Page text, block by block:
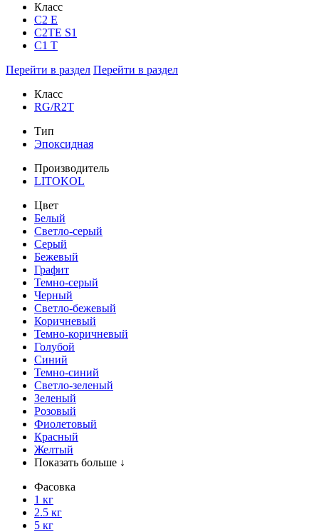
Класс
С2 Е
C2TE S1
C1 T
Перейти в раздел Перейти в раздел
Класс
RG/R2T
Тип
Эпоксидная
Производитель
LITOKOL
Цвет
Белый
Светло-серый
Серый
Бежевый
Графит
Темно-серый
Черный
Светло-бежевый
Коричневый
Темно-коричневый
Голубой
Синий
Темно-синий
Светло-зеленый
Зеленый
Розовый
Фиолетовый
Красный
Желтый
Показать больше ↓
Фасовка
1 кг
2.5 кг
5 кг